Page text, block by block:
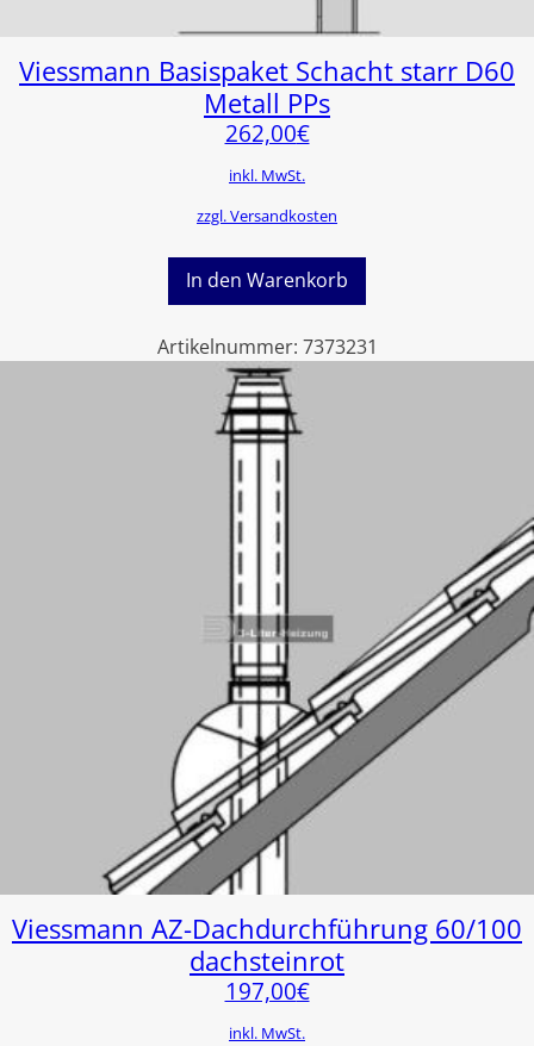
Viessmann Basispaket Schacht starr D60
Metall PPs
262,00€
inkl. MwSt.
zzgl. Versandkosten
In den Warenkorb
Artikelnummer: 7373231
Viessmann AZ-Dachdurchführung 60/100
dachsteinrot
197,00€
inkl. MwSt.